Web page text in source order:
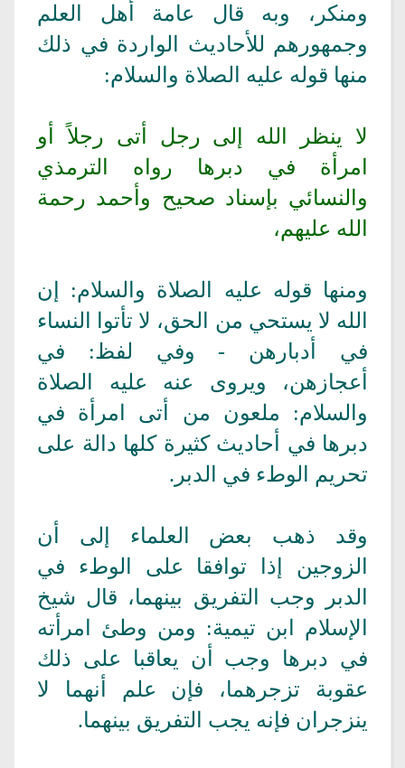
ومنكر، وبه قال عامة أهل العلم
وجمهورهم للأحاديث الواردة في ذلك
منها قوله عليه الصلاة والسلام:
لا ينظر الله إلى رجل أتى رجلاً أو
امرأة في دبرها رواه الترمذي
والنسائي بإسناد صحيح وأحمد رحمة
الله عليهم،
ومنها قوله عليه الصلاة والسلام: إن
الله لا يستحي من الحق، لا تأتوا النساء
في أدبارهن - وفي لفظ: في
أعجازهن، ويروى عنه عليه الصلاة
والسلام: ملعون من أتى امرأة في
دبرها في أحاديث كثيرة كلها دالة على
تحريم الوطء في الدبر.
وقد ذهب بعض العلماء إلى أن
الزوجين إذا توافقا على الوطء في
الدبر وجب التفريق بينهما، قال شيخ
الإسلام ابن تيمية: ومن وطئ امرأته
في دبرها وجب أن يعاقبا على ذلك
عقوبة تزجرهما، فإن علم أنهما لا
ينزجران فإنه يجب التفريق بينهما.